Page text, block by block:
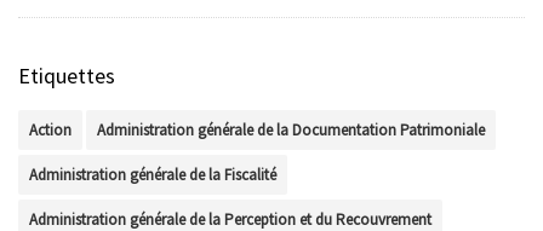
Etiquettes
Action Administration générale de la Documentation Patrimoniale
Administration générale de la Fiscalité
Administration générale de la Perception et du Recouvrement